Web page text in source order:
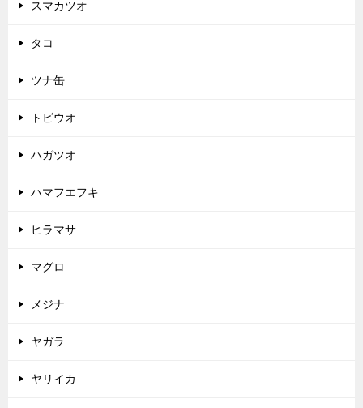
スマカツオ
タコ
ツナ缶
トビウオ
ハガツオ
ハマフエフキ
ヒラマサ
マグロ
メジナ
ヤガラ
ヤリイカ